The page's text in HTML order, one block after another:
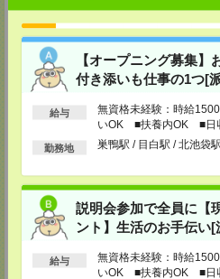
【オープニング募集
付き添いも仕事の1つ[
給与
無資格未経験：時給
いOK ■扶養内OK ■日
以上
勤務地 巣鴨駅 / 目白駅 / 北池袋
説明会参加で全員に【
ント】生活のお手伝い[
給与
無資格未経験：時給
いOK ■扶養内OK ■日
東京都八王子市東町1－6 橋完ＬＫビ
TEL：0120-713-515
担当：採用担当
町田支店
〒194-0022 東京都町田市森野1-33-11
TEL：0120-713-515
担当：採用担当
〒343-0816
担当：採用担当
厚木支店
神奈川県厚木市旭町1-2-1 日本生命本厚
TEL：0120-713-515
担当：採用担当